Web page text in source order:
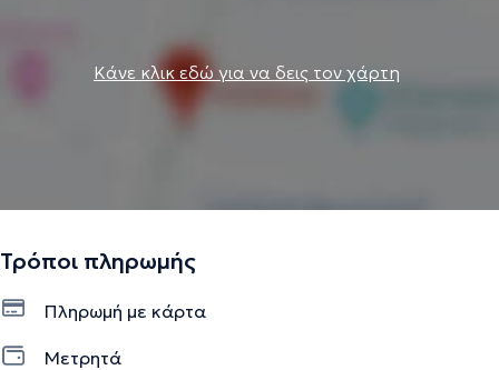
Κάνε κλικ εδώ για να δεις τον χάρτη
Τρόποι πληρωμής
Πληρωμή με κάρτα
Μετρητά